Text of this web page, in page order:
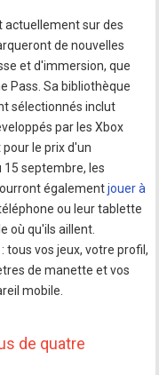
actuellement sur des
de nouvelles
et d'immersion, que
Pass. Sa bibliothèque
sélectionnés inclut
par les Xbox
le prix d'un
15 septembre, les
égalementjouer à
ou leur tablette
où qu'ils aillent.
vos jeux, votre profil,
de manette et vos
mobile.
de quatre